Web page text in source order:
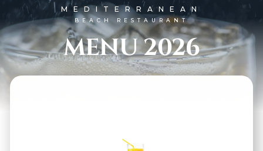
MEDITERRANEAN
BEACH RESTAURANT
MENU 2026